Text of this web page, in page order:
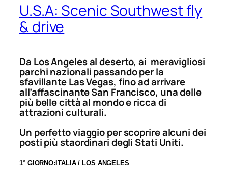
U.S.A: Scenic Southwest fly
& drive
Da Los Angeles al deserto, ai meravigliosi
parchi nazionali passando per la
sfavillante Las Vegas, fino ad arrivare
all’affascinante San Francisco, una delle
più belle città al mondo e ricca di
attrazioni culturali.
Un perfetto viaggio per scoprire alcuni dei
posti più staordinari degli Stati Uniti.
1° GIORNO:ITALIA / LOS ANGELES